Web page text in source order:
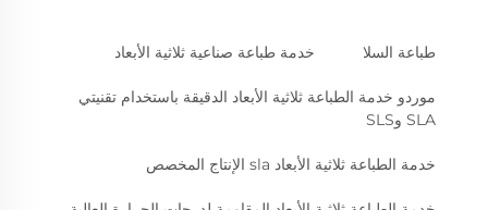
طباعة السلا خدمة طباعة صناعية ثلاثية الأبعاد
موردو خدمة الطباعة ثلاثية الأبعاد الدقيقة باستخدام تقنيتي
SLA وSLS
خدمة الطباعة ثلاثية الأبعاد sla الإنتاج المخصص